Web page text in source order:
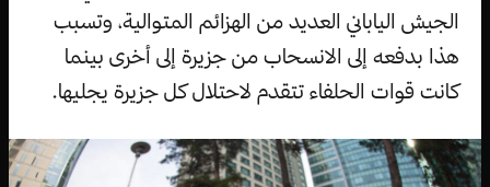
الجيش الياباني العديد من الهزائم المتوالية، وتسبب
هذا بدفعه إلى الانسحاب من جزيرة إلى أخرى بينما
كانت قوات الحلفاء تتقدم لاحتلال كل جزيرة يجليها.